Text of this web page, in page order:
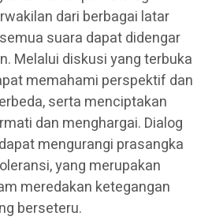
dari berbagai latar
suara dapat didengar
Melalui diskusi yang terbuka
memahami perspektif dan
serta menciptakan
dan menghargai. Dialog
mengurangi prasangka
yang merupakan
meredakan ketegangan
berseteru.